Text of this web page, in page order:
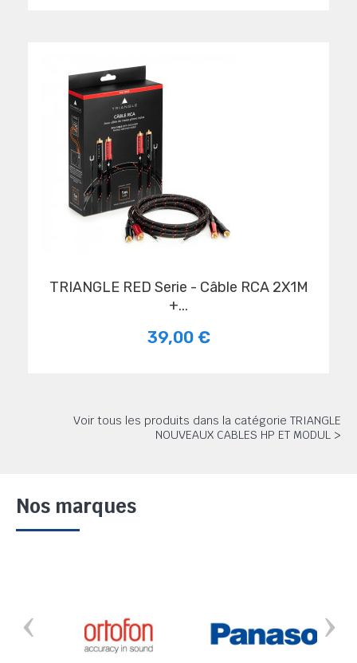
TRIANGLE RED Serie - Câble RCA 2X1M
+...
39,00 €
Voir tous les produits dans la catégorie TRIANGLE
NOUVEAUX CABLES HP ET MODUL >
Nos marques